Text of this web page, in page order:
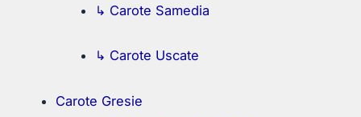
↳ Carote Samedia
↳ Carote Uscate
Carote Gresie